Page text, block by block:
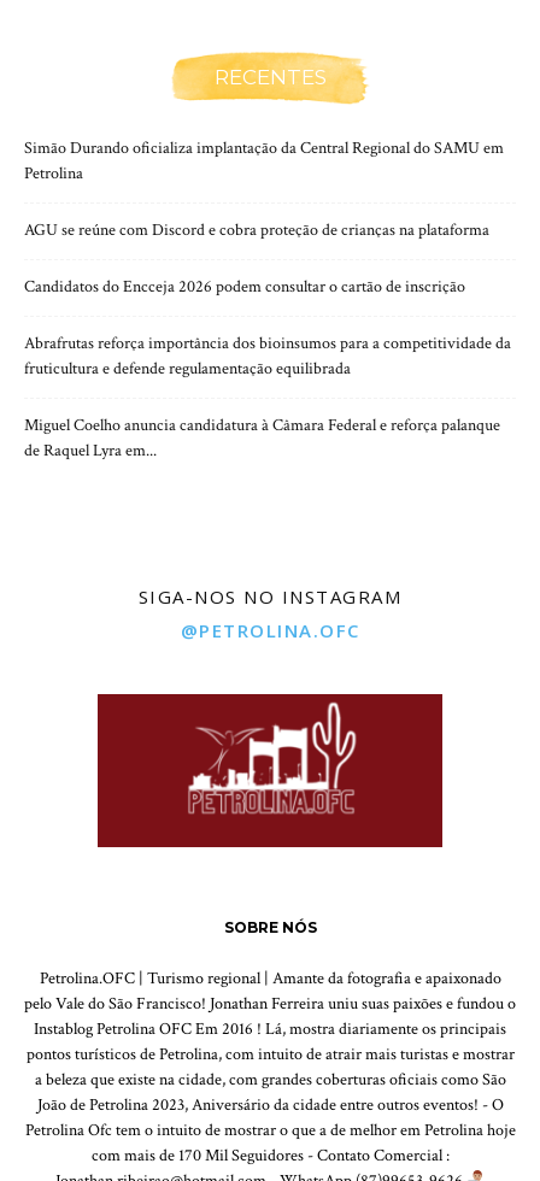
RECENTES
Simão Durando oficializa implantação da Central Regional do SAMU em
Petrolina
AGU se reúne com Discord e cobra proteção de crianças na plataforma
Candidatos do Encceja 2026 podem consultar o cartão de inscrição
Abrafrutas reforça importância dos bioinsumos para a competitividade da
fruticultura e defende regulamentação equilibrada
Miguel Coelho anuncia candidatura à Câmara Federal e reforça palanque
de Raquel Lyra em...
SIGA-NOS NO INSTAGRAM
@PETROLINA.OFC
SOBRE NÓS
Petrolina.OFC | Turismo regional | Amante da fotografia e apaixonado
pelo Vale do São Francisco! Jonathan Ferreira uniu suas paixões e fundou o
Instablog Petrolina OFC Em 2016 ! Lá, mostra diariamente os principais
pontos turísticos de Petrolina, com intuito de atrair mais turistas e mostrar
a beleza que existe na cidade, com grandes coberturas oficiais como São
João de Petrolina 2023, Aniversário da cidade entre outros eventos! - O
Petrolina Ofc tem o intuito de mostrar o que a de melhor em Petrolina hoje
com mais de 170 Mil Seguidores - Contato Comercial :